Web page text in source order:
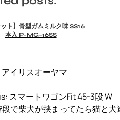
ット】骨型ガムミルク味 SS16
本入 P-MG-16SS
アイリスオーヤマ
スマートワゴンFit 45-3段 W
段で柴犬が挟まってたら猫と